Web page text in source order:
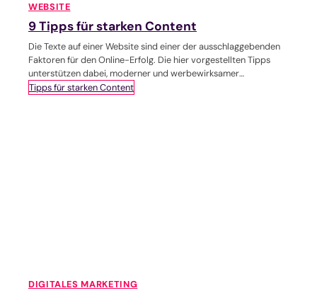
WEBSITE
9 Tipps für starken Content
Die Texte auf einer Website sind einer der ausschlaggebenden
Faktoren für den Online-Erfolg. Die hier vorgestellten Tipps
unterstützen dabei, moderner und werbewirksamer
aufzutreten.
Tipps für starken Content
DIGITALES MARKETING